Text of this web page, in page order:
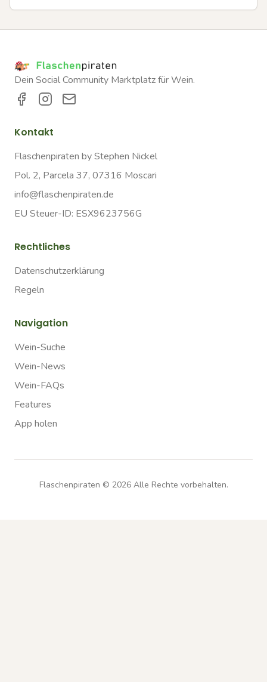
Dein Social Community Marktplatz für Wein.
Kontakt
Flaschenpiraten by Stephen Nickel
Pol. 2, Parcela 37, 07316 Moscari
info@flaschenpiraten.de
EU Steuer-ID: ESX9623756G
Rechtliches
Datenschutzerklärung
Regeln
Navigation
Wein-Suche
Wein-News
Wein-FAQs
Features
App holen
Flaschenpiraten © 2026Alle Rechte vorbehalten.